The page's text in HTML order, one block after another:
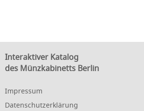
Interaktiver Katalog
des Münzkabinetts Berlin
Impressum
Datenschutzerklärung